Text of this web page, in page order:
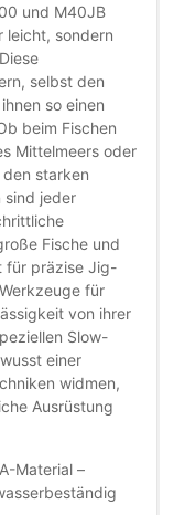
und M40JB
leicht, sondern
selbst den
so einen
beim Fischen
Mittelmeers oder
starken
sind jeder
Fische und
für präzise Jig-
für
von ihrer
Slow-
einer
widmen,
Ausrüstung
Material –